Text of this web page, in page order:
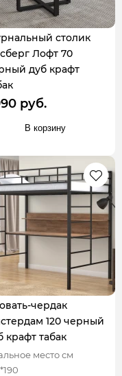
столик
Лофт 70
дуб крафт
руб.
В корзину
чердак
120 черный
крафт табак
место см